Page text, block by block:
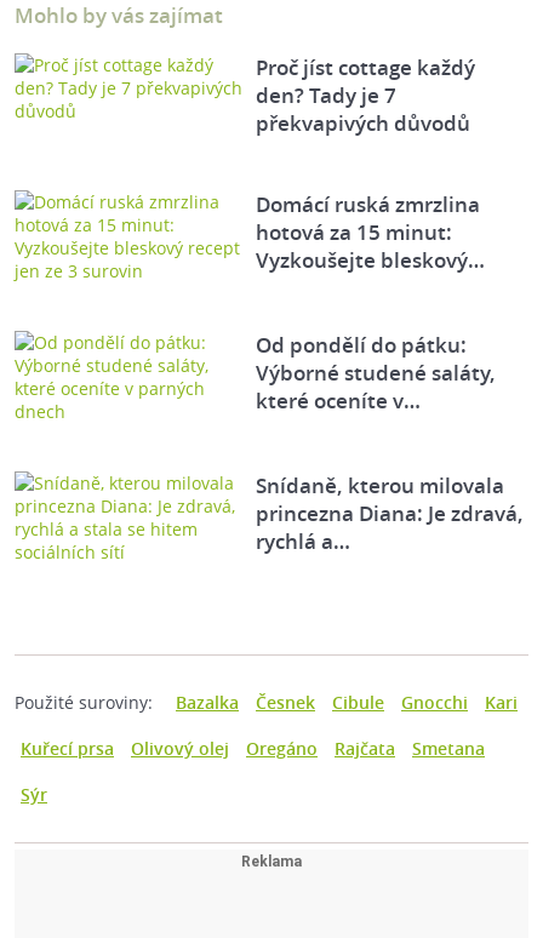
Mohlo by vás zajímat
Proč jíst cottage každý
den? Tady je 7
překvapivých důvodů
Domácí ruská zmrzlina
hotová za 15 minut:
Vyzkoušejte bleskový…
Od pondělí do pátku:
Výborné studené saláty,
které oceníte v…
Snídaně, kterou milovala
princezna Diana: Je zdravá,
rychlá a…
Použité suroviny: Bazalka Česnek Cibule Gnocchi
Kari
Kuřecí prsa
Olivový olej Oregáno Rajčata
Smetana
Sýr